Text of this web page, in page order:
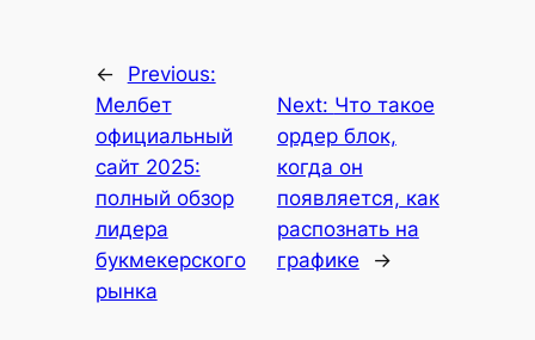
←
Previous:
Мелбет
официальный
сайт 2025:
полный обзор
лидера
букмекерского
рынка
Next: Что такое
ордер блок,
когда он
появляется, как
распознать на
графике
→